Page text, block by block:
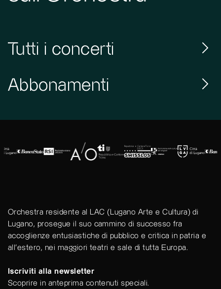
Tutti i concerti
Abbonamenti
Orchestra residente al LAC (Lugano Arte e Cultura) di
Lugano, prosegue il suo cammino di successo fra
accoglienze entusiastiche di pubblico e critica in patria e
all'estero, nei maggiori teatri e sale di tutta Europa.
Iscriviti alla newsletter
Scoprire in anteprima contenuti speciali.